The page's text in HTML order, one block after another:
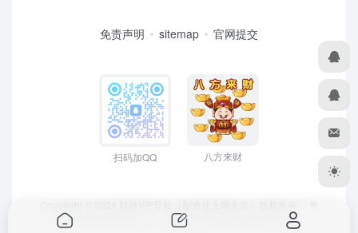
免责声明 sitemap 官网提交
扫码加QQ 八方来财
ICP备2022039259号
、 粤公网安备44190002007732号